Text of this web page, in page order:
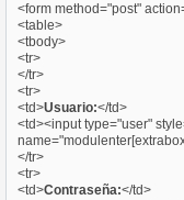
<form method="post"
<table>
<tbody>
<tr>
</tr>
<tr>
<td>Usuario:</td>
<td><input type="user"
</tr>
<tr>
<td>Contraseña:</td>